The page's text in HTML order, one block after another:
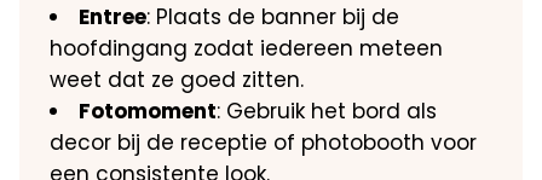
Entree: Plaats de banner bij de
hoofdingang zodat iedereen meteen
weet dat ze goed zitten.
Fotomoment: Gebruik het bord als
decor bij de receptie of photobooth voor
een consistente look.